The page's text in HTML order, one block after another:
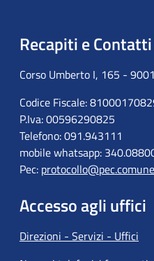
Recapiti e Contatti
Corso Umberto I, 165 -
Codice Fiscale:
P.Iva: 00596290825
Telefono: 091.943111
mobile whatsapp:
Pec:
Accesso agli uffici
Direzioni - Servizi - Uffici